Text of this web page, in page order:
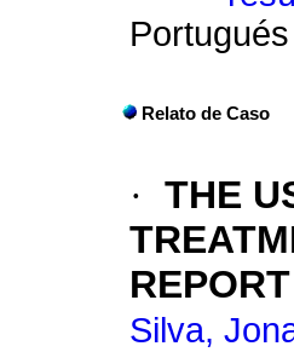
Relato de Caso
· THE
REPORT
Silva,